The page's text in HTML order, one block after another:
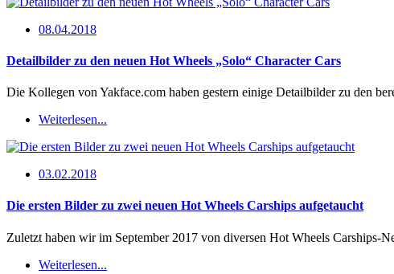
08.04.2018
Detailbilder zu den neuen Hot Wheels „Solo“ Character Cars
Die Kollegen von Yakface.com haben gestern einige Detailbilder zu den
Weiterlesen...
03.02.2018
Die ersten Bilder zu zwei neuen Hot Wheels Carships aufgetaucht
Zuletzt haben wir im September 2017 von diversen Hot Wheels Carships-
Weiterlesen...